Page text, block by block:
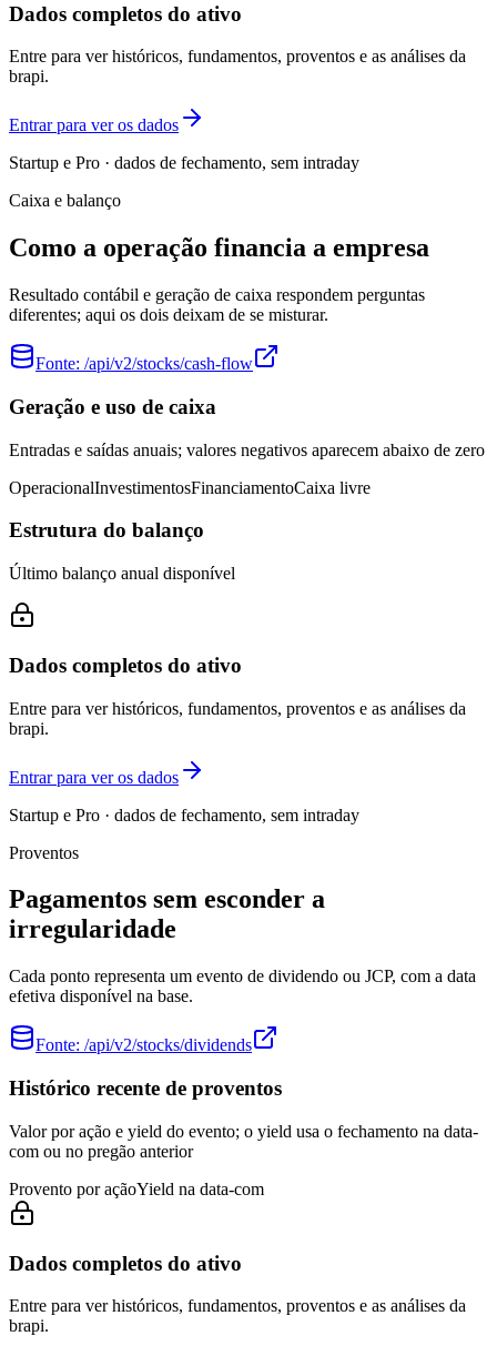
Dados completos do ativo
Entre para ver históricos, fundamentos, proventos e as análises da
brapi.
Entrar para ver os dados
Startup e Pro · dados de fechamento, sem intraday
Caixa e balanço
Como a operação financia a empresa
Resultado contábil e geração de caixa respondem perguntas
diferentes; aqui os dois deixam de se misturar.
Fonte: /api/v2/stocks/cash-flow
Geração e uso de caixa
Entradas e saídas anuais; valores negativos aparecem abaixo de zero
OperacionalInvestimentosFinanciamentoCaixa livre
Estrutura do balanço
Último balanço anual disponível
Dados completos do ativo
Entre para ver históricos, fundamentos, proventos e as análises da
brapi.
Entrar para ver os dados
Startup e Pro · dados de fechamento, sem intraday
Proventos
Pagamentos sem esconder a
irregularidade
Cada ponto representa um evento de dividendo ou JCP, com a data
efetiva disponível na base.
Fonte: /api/v2/stocks/dividends
Histórico recente de proventos
Valor por ação e yield do evento; o yield usa o fechamento na data-
com ou no pregão anterior
Provento por açãoYield na data-com
Dados completos do ativo
Entre para ver históricos, fundamentos, proventos e as análises da
brapi.